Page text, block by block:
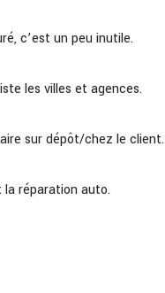
c’est un peu inutile.
les villes et agences.
sur dépôt/chez le client.
la réparation auto.